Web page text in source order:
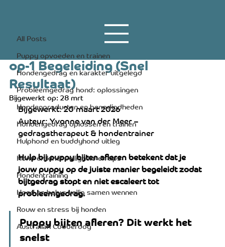
All Posts
Puppy opvoeden en trainen
Hondengedrag en karakter uitgelegd
Probleemgedrag hond: oplossingen
Hondenproducten en benodigdheden
Hondengedrag oplossen en trainen
Hulphond en buddyhond uitleg
Hond en kind: veiligheid en tips
Hondentraining
Hond en baby: veilig samen wennen
Rouw en stress bij honden
Australian Cobberdog
Hulp bij Puppy Bijten Afleren? 1-
op-1 Begeleiding (Snel
Resultaat)
Bijgewerkt op:28 mrt
Bijgewerkt: 20 maart 2026
Auteur: Yvonne van der Meer –
gedragstherapeut & hondentrainer
Hulp bij puppy bijten afleren betekent dat je
jouw puppy op de juiste manier begeleidt zodat
bijtgedrag stopt en niet escaleert tot
probleemgedrag.
Puppy bijten afleren? Dit werkt het
snelst